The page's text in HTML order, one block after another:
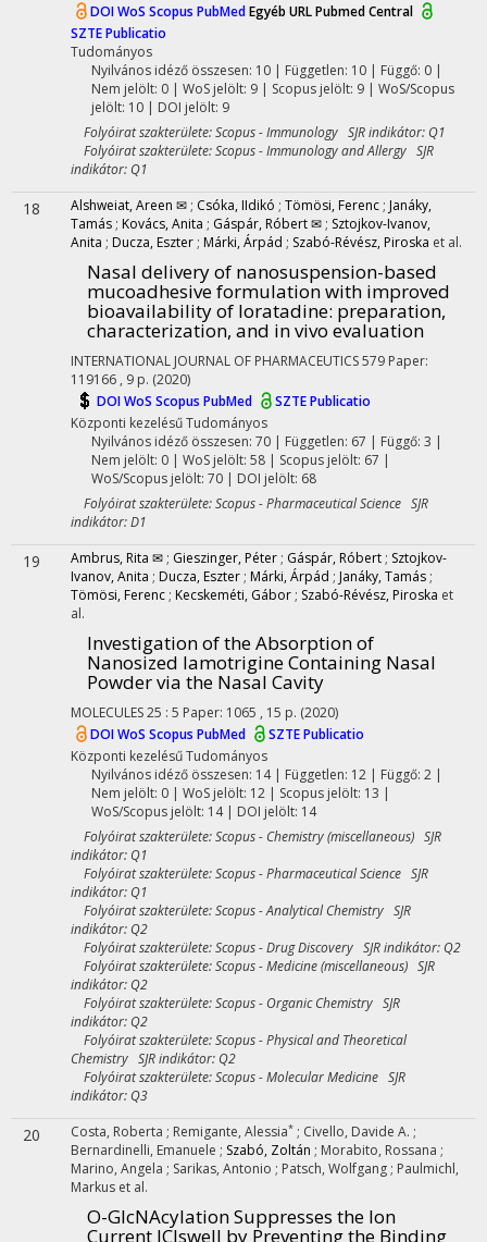
DOIWoS Scopus PubMedEgyéb URLPubmed Central
SZTE Publicatio
Tudományos
Nyilvános idéző összesen: 10| Független: 10 | Függő: 0 |
Nem jelölt: 0 | WoS jelölt: 9 | Scopus jelölt: 9 | WoS/Scopus
jelölt: 10 | DOI jelölt: 9
Folyóirat szakterülete: Scopus - Immunology SJR indikátor: Q1
Folyóirat szakterülete: Scopus - Immunology and Allergy SJR
indikátor: Q1
18 Alshweiat, Areen ✉ ; Csóka, IIdikó ; Tömösi, Ferenc ; Janáky,
Tamás ; Kovács, Anita ; Gáspár, Róbert ✉ ; Sztojkov-Ivanov,
Anita ; Ducza, Eszter ; Márki, Árpád ; Szabó-Révész, Piroska et al.
Nasal delivery of nanosuspension-based
mucoadhesive formulation with improved
bioavailability of loratadine: preparation,
characterization, and in vivo evaluation
INTERNATIONAL JOURNAL OF PHARMACEUTICS579 Paper:
119166 , 9 p. (2020)
DOIWoS Scopus PubMed
SZTE Publicatio
Központi kezelésűTudományos
Nyilvános idéző összesen: 70| Független: 67 | Függő: 3 |
Nem jelölt: 0 | WoS jelölt: 58 | Scopus jelölt: 67 |
WoS/Scopus jelölt: 70 | DOI jelölt: 68
Folyóirat szakterülete: Scopus - Pharmaceutical Science SJR
indikátor: D1
19 Ambrus, Rita ✉ ; Gieszinger, Péter ; Gáspár, Róbert ; Sztojkov-
Ivanov, Anita ; Ducza, Eszter ; Márki, Árpád ; Janáky, Tamás ;
Tömösi, Ferenc ; Kecskeméti, Gábor ; Szabó-Révész, Piroska et
al.
Investigation of the Absorption of
Nanosized lamotrigine Containing Nasal
Powder via the Nasal Cavity
MOLECULES25 : 5 Paper: 1065 , 15 p. (2020)
DOIWoS Scopus PubMed
SZTE Publicatio
Központi kezelésűTudományos
Nyilvános idéző összesen: 14| Független: 12 | Függő: 2 |
Nem jelölt: 0 | WoS jelölt: 12 | Scopus jelölt: 13 |
WoS/Scopus jelölt: 14 | DOI jelölt: 14
Folyóirat szakterülete: Scopus - Chemistry (miscellaneous) SJR
indikátor: Q1
Folyóirat szakterülete: Scopus - Pharmaceutical Science SJR
indikátor: Q1
Folyóirat szakterülete: Scopus - Analytical Chemistry SJR
indikátor: Q2
Folyóirat szakterülete: Scopus - Drug Discovery SJR indikátor: Q2
Folyóirat szakterülete: Scopus - Medicine (miscellaneous) SJR
indikátor: Q2
Folyóirat szakterülete: Scopus - Organic Chemistry SJR
indikátor: Q2
Folyóirat szakterülete: Scopus - Physical and Theoretical
Chemistry SJR indikátor: Q2
Folyóirat szakterülete: Scopus - Molecular Medicine SJR
indikátor: Q3
20 Costa, Roberta ; Remigante, Alessia* ; Civello, Davide A. ;
Bernardinelli, Emanuele ; Szabó, Zoltán ; Morabito, Rossana ;
Marino, Angela ; Sarikas, Antonio ; Patsch, Wolfgang ; Paulmichl,
Markus et al.
O-GlcNAcylation Suppresses the Ion
Current IClswell by Preventing the Binding